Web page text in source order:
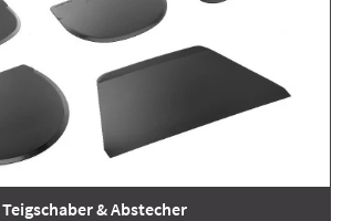
Teigschaber & Abstecher